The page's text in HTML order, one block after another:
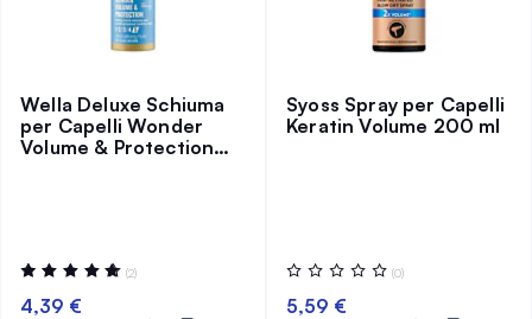
Wella Deluxe Schiuma
per Capelli Wonder
Volume & Protection
Valutazione:
100%
(2)
4,39 €
Syoss Spray per Capelli
Keratin Volume 200 ml
Valutazione:
0%
(0)
5,59 €